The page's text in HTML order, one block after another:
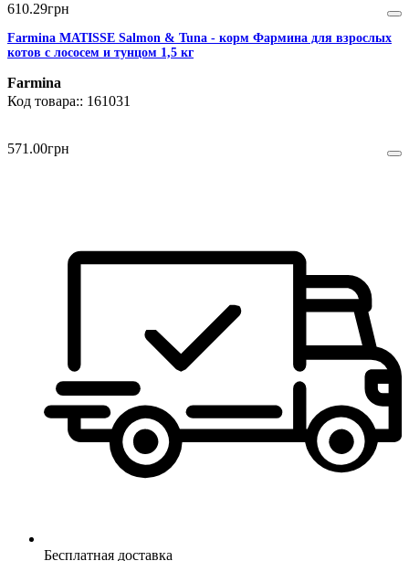
610.29грн
Farmina MATISSE Salmon & Tuna - корм Фармина для взрослых
котов с лососем и тунцом 1,5 кг
Farmina
161031
571 .00грн
Бесплатная доставка